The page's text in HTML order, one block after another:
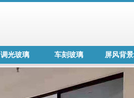
调光玻璃 车刻玻璃 屏风背